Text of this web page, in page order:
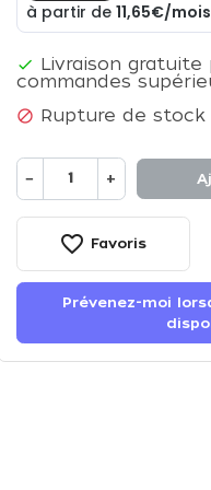
 Livraison gratuite
commandes
 Rupture de stock
− +
favorite_border Favoris
Prévenez-moi